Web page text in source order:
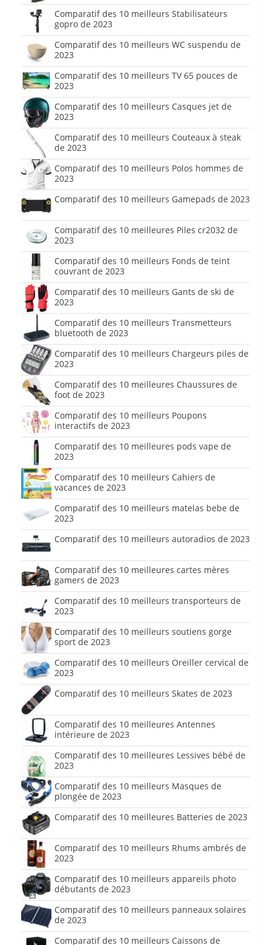
Comparatif des 10 meilleurs Stabilisateurs
gopro de 2023
Comparatif des 10 meilleurs WC suspendu de
2023
Comparatif des 10 meilleurs TV 65 pouces de
2023
Comparatif des 10 meilleurs Casques jet de
2023
Comparatif des 10 meilleurs Couteaux à steak
de 2023
Comparatif des 10 meilleurs Polos hommes de
2023
Comparatif des 10 meilleurs Gamepads de 2023
Comparatif des 10 meilleures Piles cr2032 de
2023
Comparatif des 10 meilleurs Fonds de teint
couvrant de 2023
Comparatif des 10 meilleurs Gants de ski de
2023
Comparatif des 10 meilleurs Transmetteurs
bluetooth de 2023
Comparatif des 10 meilleurs Chargeurs piles de
2023
Comparatif des 10 meilleures Chaussures de
foot de 2023
Comparatif des 10 meilleurs Poupons
interactifs de 2023
Comparatif des 10 meilleures pods vape de
2023
Comparatif des 10 meilleurs Cahiers de
vacances de 2023
Comparatif des 10 meilleurs matelas bebe de
2023
Comparatif des 10 meilleurs autoradios de 2023
Comparatif des 10 meilleures cartes mères
gamers de 2023
Comparatif des 10 meilleurs transporteurs de
2023
Comparatif des 10 meilleurs soutiens gorge
sport de 2023
Comparatif des 10 meilleurs Oreiller cervical de
2023
Comparatif des 10 meilleurs Skates de 2023
Comparatif des 10 meilleures Antennes
intérieure de 2023
Comparatif des 10 meilleures Lessives bébé de
2023
Comparatif des 10 meilleurs Masques de
plongée de 2023
Comparatif des 10 meilleures Batteries de 2023
Comparatif des 10 meilleurs Rhums ambrés de
2023
Comparatif des 10 meilleurs appareils photo
débutants de 2023
Comparatif des 10 meilleurs panneaux solaires
de 2023
Comparatif des 10 meilleurs Caissons de